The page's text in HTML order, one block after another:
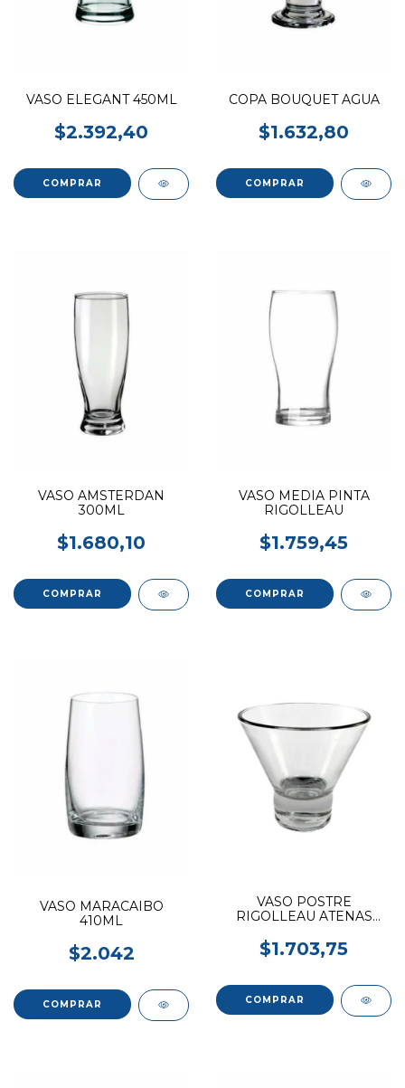
VASO ELEGANT 450ML
$2.392,40
COPA BOUQUET AGUA
$1.632,80
VASO AMSTERDAN
300ML
$1.680,10
VASO MEDIA PINTA
RIGOLLEAU
$1.759,45
VASO MARACAIBO
410ML
$2.042
VASO POSTRE
RIGOLLEAU ATENAS
$1.703,75